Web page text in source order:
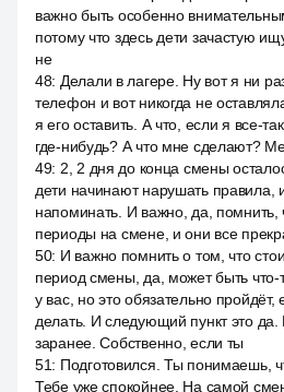
важно быть особенно
потому что здесь дети зачастую
не
48: Делали в лагере. Ну вот я ни
телефон и вот никогда не
я его оставить. А что, если я все-
где-нибудь? А что мне сделают?
49: 2, 2 дня до конца смены
дети начинают нарушать правила,
напоминать. И важно, да, помнить,
периоды на смене, и они все
50: И важно помнить о том, что
период смены, да, может быть что-
у вас, но это обязательно пройдёт,
делать. И следующий пункт это да.
заранее. Собственно, если ты
51: Подготовился. Ты понимаешь,
Тебе уже спокойнее. На самой